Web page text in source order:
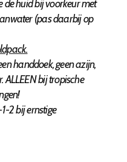
de huid bij voorkeur met
(pas daarbij op
handdoek, geen azijn,
bij tropische
2 bij ernstige